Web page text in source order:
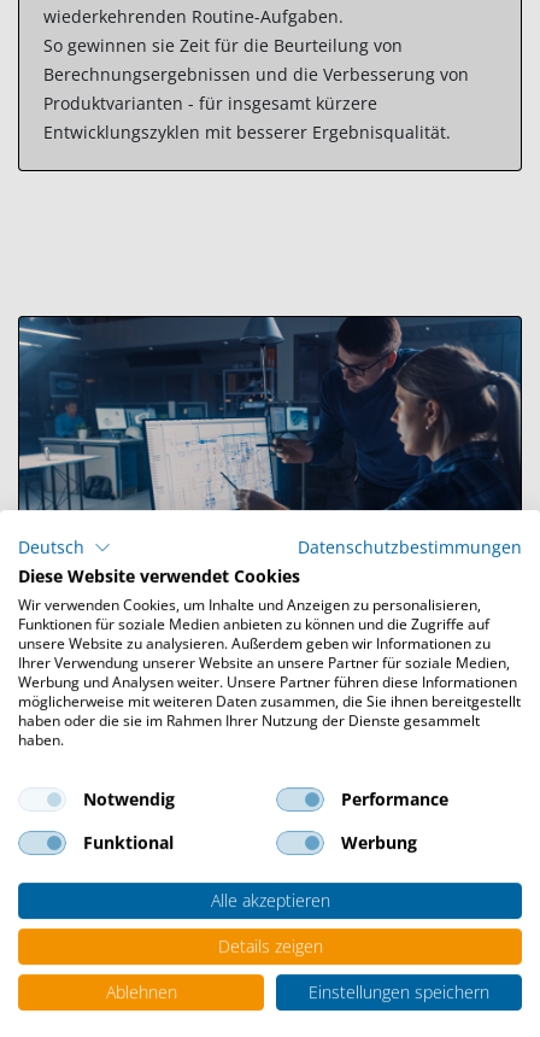
wiederkehrenden Routine-Aufgaben.
So gewinnen sie Zeit für die Beurteilung von
Berechnungsergebnissen und die Verbesserung von
Produktvarianten - für insgesamt kürzere
Entwicklungszyklen mit besserer Ergebnisqualität.
State of the Art-Technologien flexibel
nutzen
Anforderungen aus den unterschiedlichsten
mit modernsten Technologien. Der Aufbau
automatisierter CAE-Umgebungen in der Cloud oder
auf HPC-Clustern bietet dabei größtmögliche
Flexibilität: er kann Schritt für Schritt, vollautomatisch
oder teilautomatisch ausgeführt werden - ganz nach
Deutsch
Datenschutzbestimmungen
Diese Website verwendet Cookies
Wir verwenden Cookies, um Inhalte und Anzeigen zu personalisieren,
Funktionen für soziale Medien anbieten zu können und die Zugriffe auf
unsere Website zu analysieren. Außerdem geben wir Informationen zu
Ihrer Verwendung unserer Website an unsere Partner für soziale Medien,
Werbung und Analysen weiter. Unsere Partner führen diese Informationen
möglicherweise mit weiteren Daten zusammen, die Sie ihnen bereitgestellt
haben oder die sie im Rahmen Ihrer Nutzung der Dienste gesammelt
haben.
Notwendig
Performance
Funktional
Werbung
Alle akzeptieren
Details zeigen
Ablehnen
Einstellungen speichern